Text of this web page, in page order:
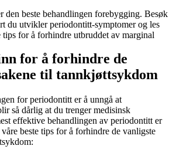
den beste behandlingen forebygging. Besøk
du utvikler periodontitt-symptomer og les
tips for å forhindre utbruddet av marginal
for å forhindre de
til tannkjøttsykdom
for periodontitt er å unngå at
så dårlig at du trenger medisinsk
effektive behandlingen av periodontitt er
beste tips for å forhindre de vanligste